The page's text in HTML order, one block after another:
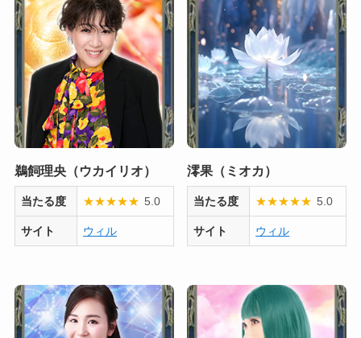
鵜飼理央（ウカイリオ）
当たる度 ★★★★★ 5.0
サイト ウィル
澪果（ミオカ）
当たる度 ★★★★★ 5.0
サイト ウィル